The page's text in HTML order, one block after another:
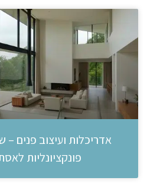
אדריכלות ועיצוב פנים –
פונקציונליות